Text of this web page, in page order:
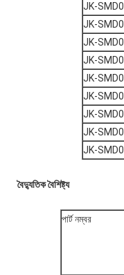
JK-
JK-
JK-
JK-
JK-
JK-
JK-
JK-
JK-
বৈদ্যুতিক বৈশিষ্ট্য
পার্ট নম্বর